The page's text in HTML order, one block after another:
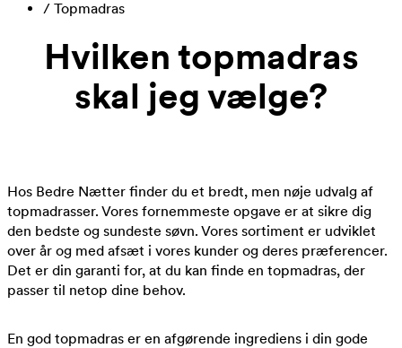
/ Topmadras
Hvilken topmadras
skal jeg vælge?
Hos Bedre Nætter finder du et bredt, men nøje udvalg af
topmadrasser. Vores fornemmeste opgave er at sikre dig
den bedste og sundeste søvn. Vores sortiment er udviklet
over år og med afsæt i vores kunder og deres præferencer.
Det er din garanti for, at du kan finde en topmadras, der
passer til netop dine behov.
En god topmadras er en afgørende ingrediens i din gode